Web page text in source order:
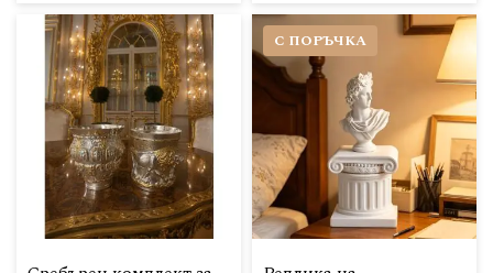
С ПОРЪЧКА